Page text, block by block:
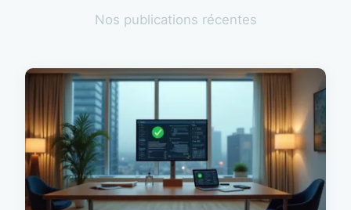
Nos publications récentes